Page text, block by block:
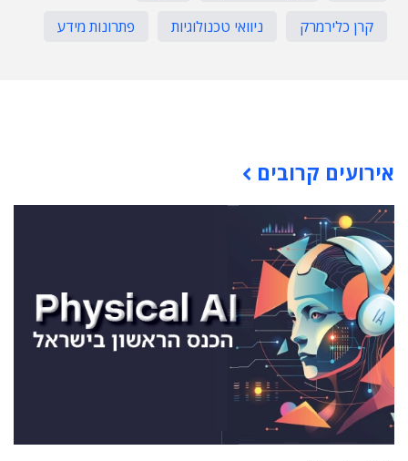
קרן כלירמרק
ניוואי טכנולוגיות פתרונות מידע
אירועים קרובים